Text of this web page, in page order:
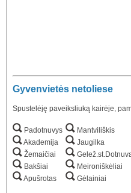
Gyvenvietės netoliese
Spustelėję paveiksliuką kairėje,
Padotnuvys
Akademija
Žemaičiai
Bakšiai
Apušrotas
Mantviliškis
Jaugilka
Meironiškėliai
Gėlainiai